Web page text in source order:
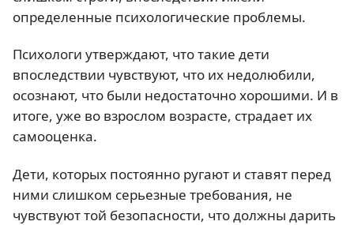
определенные психологические проблемы.
Психологи утверждают, что такие дети
впоследствии чувствуют, что их недолюбили,
осознают, что были недостаточно хорошими. И в
итоге, уже во взрослом возрасте, страдает их
самооценка.
Дети, которых постоянно ругают и ставят перед
ними слишком серьезные требования, не
чувствуют той безопасности, что должны дарить